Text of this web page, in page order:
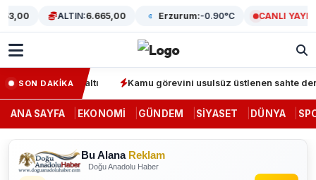
ALTIN:6.665,00 Erzurum:-0.90°C CANLI YAYIN
SON DAKİKA
64 gözaltı Kamu görevini usulsüz üstlenen sahte
ANA SAYFA EKONOMI GÜNDEM SIYASET DÜNYA
Bu Alana Reklam
Doğu Anadolu Haber